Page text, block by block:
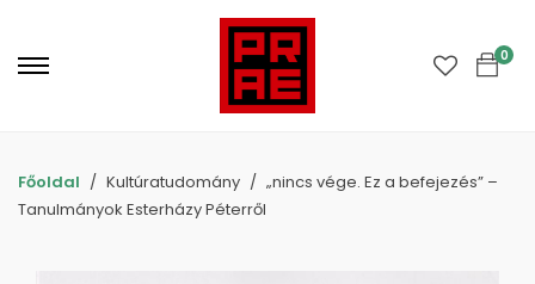
0
Főoldal Kultúratudomány
„nincs vége. Ez a befejezés” –
Tanulmányok Esterházy Péterről